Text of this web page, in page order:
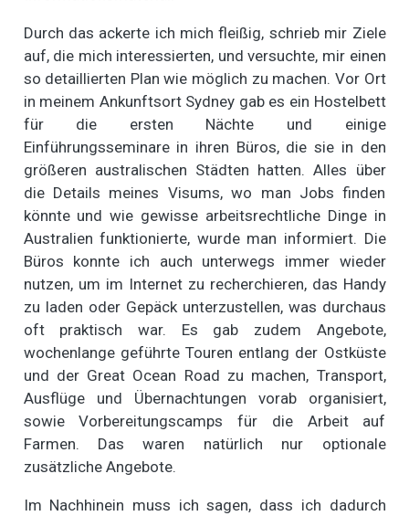
Durch das ackerte ich mich fleißig, schrieb mir Ziele
auf, die mich interessierten, und versuchte, mir einen
so detaillierten Plan wie möglich zu machen. Vor Ort
in meinem Ankunftsort Sydney gab es ein Hostelbett
für die ersten Nächte und einige
Einführungsseminare in ihren Büros, die sie in den
größeren australischen Städten hatten. Alles über
die Details meines Visums, wo man Jobs finden
könnte und wie gewisse arbeitsrechtliche Dinge in
Australien funktionierte, wurde man informiert. Die
Büros konnte ich auch unterwegs immer wieder
nutzen, um im Internet zu recherchieren, das Handy
zu laden oder Gepäck unterzustellen, was durchaus
oft praktisch war. Es gab zudem Angebote,
wochenlange geführte Touren entlang der Ostküste
und der Great Ocean Road zu machen, Transport,
Ausflüge und Übernachtungen vorab organisiert,
sowie Vorbereitungscamps für die Arbeit auf
Farmen. Das waren natürlich nur optionale
zusätzliche Angebote.
Im Nachhinein muss ich sagen, dass ich dadurch